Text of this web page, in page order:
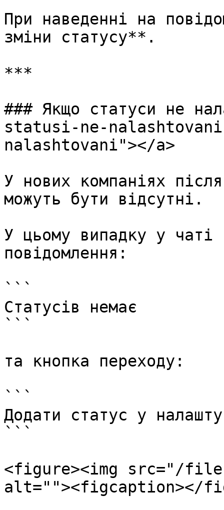
При наведенні на
зміни статусу**.
***
### Якщо статуси не
statusi-ne-
nalashtovani"></a>
У нових компаніях
можуть бути відсутні.
У цьому випадку у чаті
повідомлення:
```
Статусів немає
```
та кнопка переходу:
```
Додати статус у
```
<figure><img src="/
alt=""><figcaption></